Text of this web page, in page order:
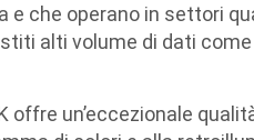
e che operano in settori
alti volume di dati
offre un’eccezionale